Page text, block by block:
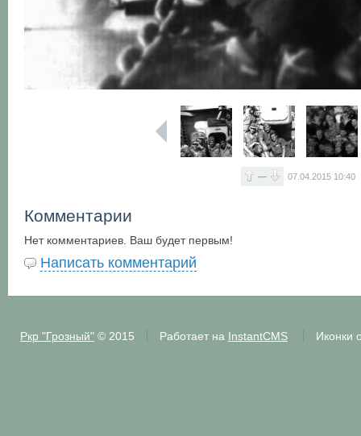
— 07.04.2015 10:40
Комментарии
Нет комментариев. Ваш будет первым!
Написать комментарий
Ркр "Грозный"© 2015 Работает на InstantCMS Иконки